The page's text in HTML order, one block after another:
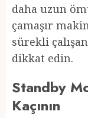
daha uzun
çamaşır
sürekli
dikkat edin.
Standby
Kaçının